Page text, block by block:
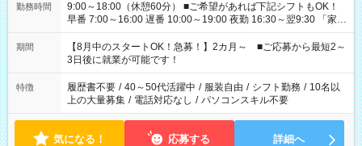
勤務時間
9:00～18:00（休憩60分） ■ご希望があれば下記シフトもOK！
早番 7:00～16:00 遅番 10:00～19:00 夜勤 16:30～翌9:30 「家族
と休みを合わせたい」 「余裕を持って夕飯の準備がしたい」
「できれば残業はしたくない」 など、ご希望を教えてください
ね。 ※Wワーク希望の方へ 今ご覧のお仕事で希望する勤務時間
と、もう1つのお仕事の勤務時間。 合計で週40時間を超える場
合は応募できません。
期間
【8月中のスタートOK！急募！】2カ月～ ■ご応募から最短2～
3日後に就業が可能です！
特徴 履歴書不要 / 40～50代活躍中 / 服装自由 / シフト勤務 / 10名以
上の大量募集 / 電話対応なし / パソコンスキル不要
気になる！ 応募する 詳細へ